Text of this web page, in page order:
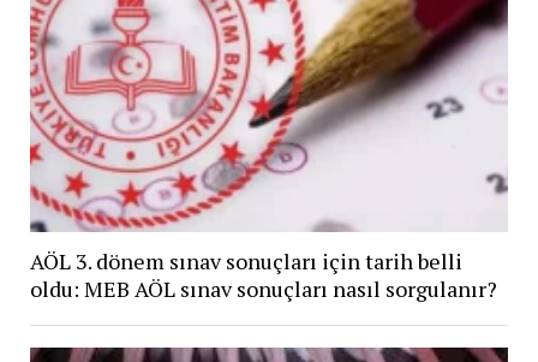
AÖL 3. dönem sınav sonuçları için tarih belli
oldu: MEB AÖL sınav sonuçları nasıl sorgulanır?